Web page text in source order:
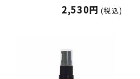
2,530円 (税込)